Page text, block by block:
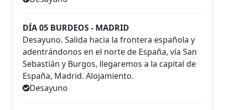
DÍA 05 BURDEOS - MADRID
Desayuno. Salida hacia la frontera española y
adentrándonos en el norte de España, vía San
Sebastián y Burgos, llegaremos a la capital de
España, Madrid. Alojamiento.
Desayuno